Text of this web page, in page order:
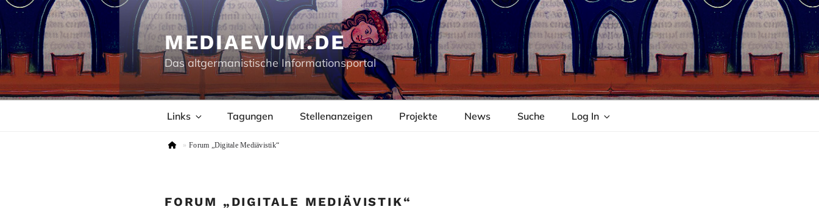
Zum
springen
MEDIAEVUM.DE
Das altgermanistische Informationsportal
Links Tagungen Stellenanzeigen Projekte News Suche Log In
» Forum „Digitale Mediävistik“
FORUM „DIGITALE MEDIÄVISTIK“